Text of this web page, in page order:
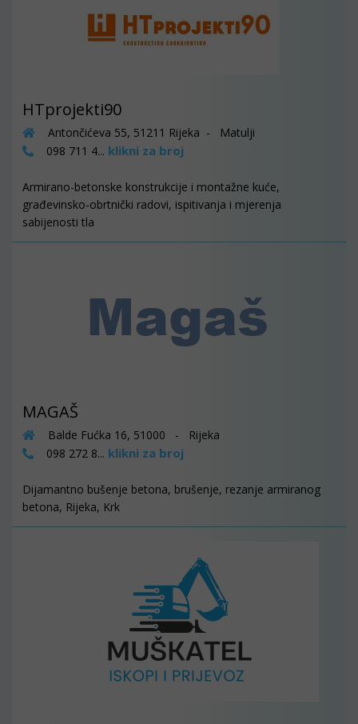
HTprojekti90
Antončićeva 55, 51211 Rijeka - Matulji
098 711 4... klikni za broj
Armirano-betonske konstrukcije i montažne kuće,
građevinsko-obrtnički radovi, ispitivanja i mjerenja
sabijenosti tla
MAGAŠ
Balde Fućka 16, 51000 - Rijeka
098 272 8... klikni za broj
Dijamantno bušenje betona, brušenje, rezanje armiranog
betona, Rijeka, Krk